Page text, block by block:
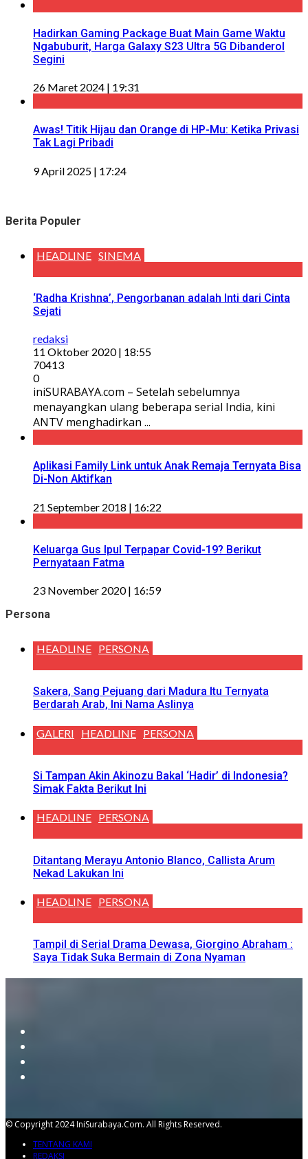
Hadirkan Gaming Package Buat Main Game Waktu
Ngabuburit, Harga Galaxy S23 Ultra 5G Dibanderol
Segini
26 Maret 2024 | 19:31
Awas! Titik Hijau dan Orange di HP-Mu: Ketika Privasi
Tak Lagi Pribadi
9 April 2025 | 17:24
Berita Populer
HEADLINE SINEMA
‘Radha Krishna’, Pengorbanan adalah Inti dari Cinta
Sejati
redaksi
11 Oktober 2020 | 18:55
70413
0
iniSURABAYA.com – Setelah sebelumnya
menayangkan ulang beberapa serial India, kini
ANTV menghadirkan ...
Aplikasi Family Link untuk Anak Remaja Ternyata Bisa
Di-Non Aktifkan
21 September 2018 | 16:22
Keluarga Gus Ipul Terpapar Covid-19? Berikut
Pernyataan Fatma
23 November 2020 | 16:59
Persona
HEADLINE PERSONA
Sakera, Sang Pejuang dari Madura Itu Ternyata
Berdarah Arab, Ini Nama Aslinya
GALERI HEADLINE PERSONA
Si Tampan Akin Akinozu Bakal ‘Hadir’ di Indonesia?
Simak Fakta Berikut Ini
HEADLINE PERSONA
Ditantang Merayu Antonio Blanco, Callista Arum
Nekad Lakukan Ini
HEADLINE PERSONA
Tampil di Serial Drama Dewasa, Giorgino Abraham :
Saya Tidak Suka Bermain di Zona Nyaman
© Copyright 2024 IniSurabaya.com. All Rights Reserved.
TENTANG KAMI
REDAKSI